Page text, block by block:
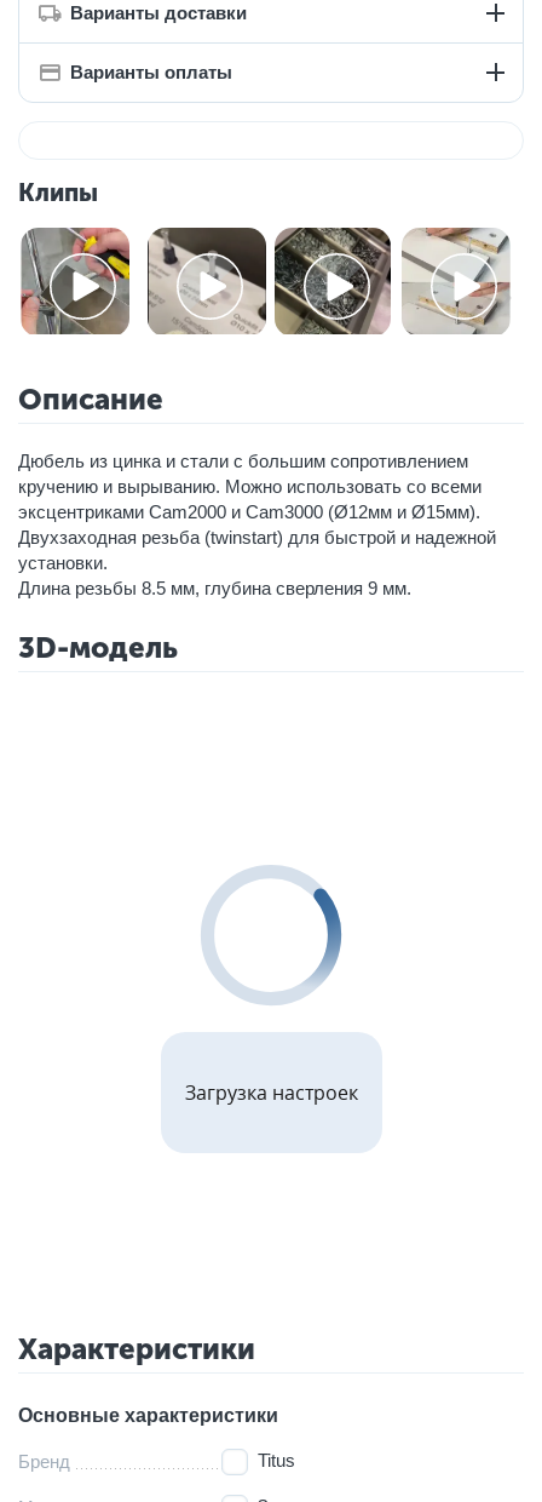
Варианты доставки
Варианты оплаты
Клипы
Описание
Дюбель из цинка и стали с большим сопротивлением
кручению и вырыванию. Можно использовать со всеми
эксцентриками Cam2000 и Cam3000 (Ø12мм и Ø15мм).
Двухзаходная резьба (twinstart) для быстрой и надежной
установки.
Длина резьбы 8.5 мм, глубина сверления 9 мм.
3D-модель
Загрузка настроек
Характеристики
Основные характеристики
Бренд Titus